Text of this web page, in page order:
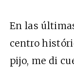
En las
centro
pijo, me di